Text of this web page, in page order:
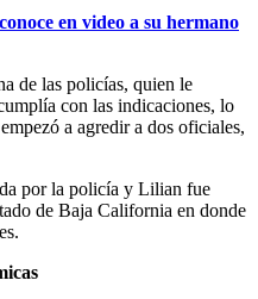
en video a su hermano
de las policías, quien le
con las indicaciones, lo
a agredir a dos oficiales,
por la policía y Lilian fue
de Baja California en donde